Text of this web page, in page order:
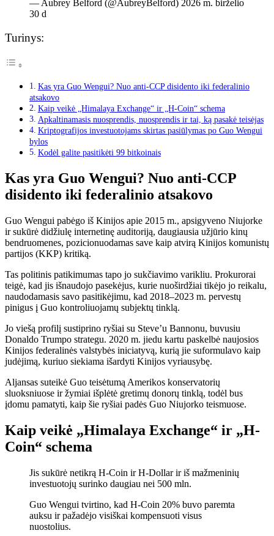
— Aubrey Belford (@AubreyBelford) 2026 m. birželio
30 d
Turinys:
Kas yra Guo Wengui? Nuo anti-CCP disidento iki federalinio
atsakovo
Kaip veikė „Himalaya Exchange“ ir „H-Coin“ schema
Apkaltinamasis nuosprendis, nuosprendis ir tai, ką pasakė teisėjas
Kriptografijos investuotojams skirtas pasiūlymas po Guo Wengui
bylos
Kodėl galite pasitikėti 99 bitkoinais
Kas yra Guo Wengui? Nuo anti-CCP
disidento iki federalinio atsakovo
Guo Wengui pabėgo iš Kinijos apie 2015 m., apsigyveno Niujorke
ir sukūrė didžiulę internetinę auditoriją, daugiausia užjūrio kinų
bendruomenes, pozicionuodamas save kaip atvirą Kinijos komunistų
partijos (KKP) kritiką.
Tas politinis patikimumas tapo jo sukčiavimo varikliu. Prokurorai
teigė, kad jis išnaudojo pasekėjus, kurie nuoširdžiai tikėjo jo reikalu,
naudodamasis savo pasitikėjimu, kad 2018–2023 m. pervestų
pinigus į Guo kontroliuojamų subjektų tinklą.
Jo viešą profilį sustiprino ryšiai su Steve’u Bannonu, buvusiu
Donaldo Trumpo strategu. 2020 m. jiedu kartu paskelbė naujosios
Kinijos federalinės valstybės iniciatyvą, kurią jie suformulavo kaip
judėjimą, kuriuo siekiama išardyti Kinijos vyriausybę.
Aljansas suteikė Guo teisėtumą Amerikos konservatorių
sluoksniuose ir žymiai išplėtė gretimų donorų tinklą, todėl bus
įdomu pamatyti, kaip šie ryšiai padės Guo Niujorko teismuose.
Kaip veikė „Himalaya Exchange“ ir „H-
Coin“ schema
Jis sukūrė netikrą H-Coin ir H-Dollar ir iš mažmeninių
investuotojų surinko daugiau nei 500 mln.
Guo Wengui tvirtino, kad H-Coin 20% buvo paremta
auksu ir pažadėjo visiškai kompensuoti visus
nuostolius.